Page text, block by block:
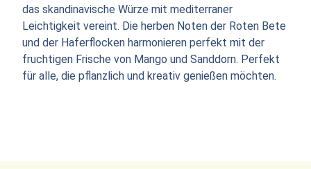
das skandinavische Würze mit mediterraner
Leichtigkeit vereint. Die herben Noten der Roten Bete
und der Haferflocken harmonieren perfekt mit der
fruchtigen Frische von Mango und Sanddorn. Perfekt
für alle, die pflanzlich und kreativ genießen möchten.